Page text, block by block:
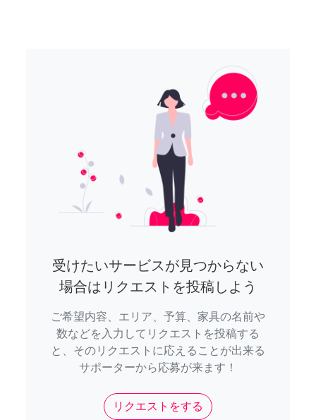
受けたいサービスが見つからない
場合はリクエストを投稿しよう
ご希望内容、エリア、予算、家具の名前や
数などを入力してリクエストを投稿する
と、そのリクエストに応えることが出来る
サポーターから応募が来ます！
リクエストをする